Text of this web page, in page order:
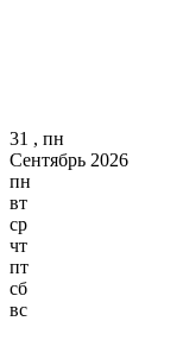
31 , пн
Сентябрь 2026
пн
вт
ср
чт
пт
сб
вс